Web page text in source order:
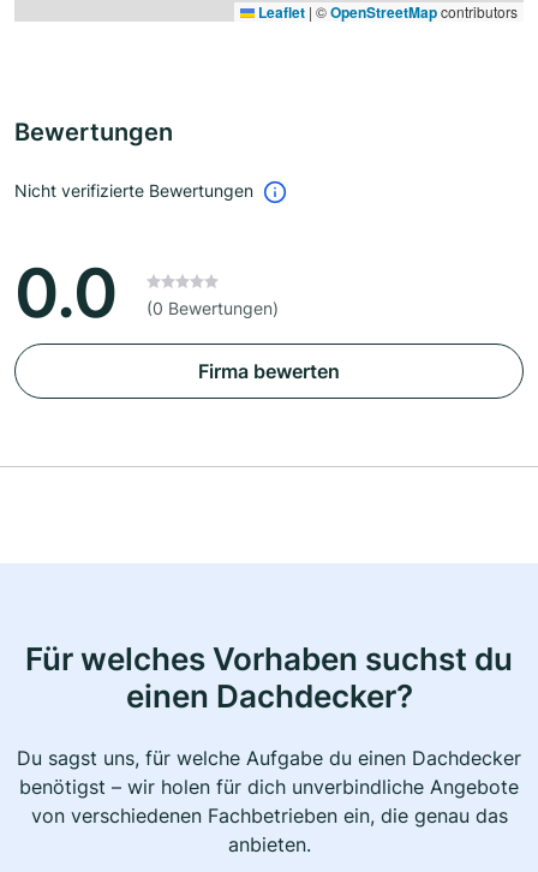
Leaflet | ©OpenStreetMapcontributors
Bewertungen
Nicht verifizierte Bewertungen
0.0 (0 Bewertungen)
Firma bewerten
Für welches Vorhaben suchst du
einen Dachdecker?
Du sagst uns, für welche Aufgabe du einen Dachdecker
benötigst – wir holen für dich unverbindliche Angebote
von verschiedenen Fachbetrieben ein, die genau das
anbieten.